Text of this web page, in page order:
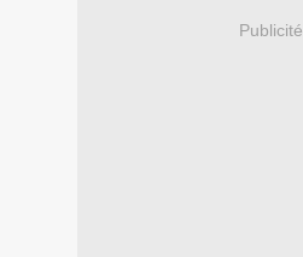
Publicité